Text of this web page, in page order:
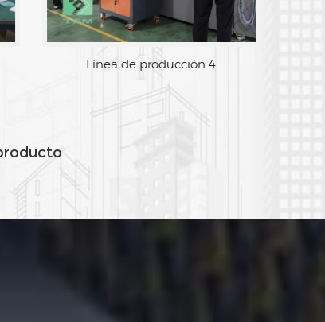
Línea de producción 3